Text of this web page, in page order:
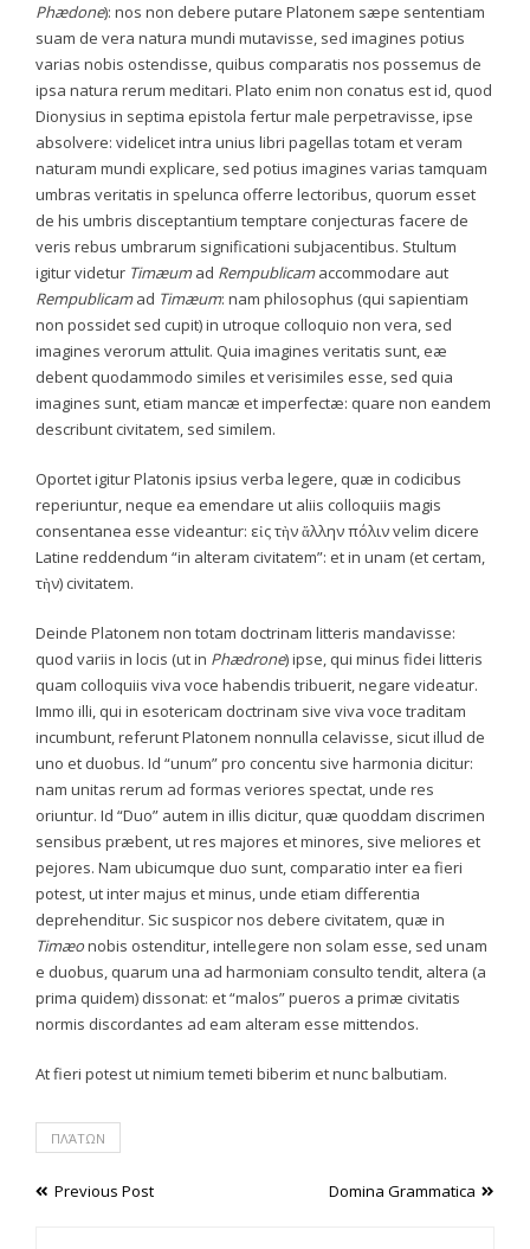
Phædone): nos non debere putare Platonem sæpe sententiam
suam de vera natura mundi mutavisse, sed imagines potius
varias nobis ostendisse, quibus comparatis nos possemus de
ipsa natura rerum meditari. Plato enim non conatus est id, quod
Dionysius in septima epistola fertur male perpetravisse, ipse
absolvere: videlicet intra unius libri pagellas totam et veram
naturam mundi explicare, sed potius imagines varias tamquam
umbras veritatis in spelunca offerre lectoribus, quorum esset
de his umbris disceptantium temptare conjecturas facere de
veris rebus umbrarum significationi subjacentibus. Stultum
igitur videtur Timæumad Rempublicamaccommodare aut
Rempublicamad Timæum: nam philosophus (qui sapientiam
non possidet sed cupit) in utroque colloquio non vera, sed
imagines verorum attulit. Quia imagines veritatis sunt, eæ
debent quodammodo similes et verisimiles esse, sed quia
imagines sunt, etiam mancæ et imperfectæ: quare non eandem
describunt civitatem, sed similem.
Oportet igitur Platonis ipsius verba legere, quæ in codicibus
reperiuntur, neque ea emendare ut aliis colloquiis magis
consentanea esse videantur: εἰς τὴν ἄλλην πόλιν velim dicere
Latine reddendum “in alteram civitatem”: et in unam (et certam,
τὴν) civitatem.
Deinde Platonem non totam doctrinam litteris mandavisse:
quod variis in locis (ut in Phædrone) ipse, qui minus fidei litteris
quam colloquiis viva voce habendis tribuerit, negare videatur.
Immo illi, qui in esotericam doctrinam sive viva voce traditam
incumbunt, referunt Platonem nonnulla celavisse, sicut illud de
uno et duobus. Id “unum” pro concentu sive harmonia dicitur:
nam unitas rerum ad formas veriores spectat, unde res
oriuntur. Id “Duo” autem in illis dicitur, quæ quoddam discrimen
sensibus præbent, ut res majores et minores, sive meliores et
pejores. Nam ubicumque duo sunt, comparatio inter ea fieri
potest, ut inter majus et minus, unde etiam differentia
deprehenditur. Sic suspicor nos debere civitatem, quæ in
Timæonobis ostenditur, intellegere non solam esse, sed unam
e duobus, quarum una ad harmoniam consulto tendit, altera (a
prima quidem) dissonat: et “malos” pueros a primæ civitatis
normis discordantes ad eam alteram esse mittendos.
At fieri potest ut nimium temeti biberim et nunc balbutiam.
ΠΛΆΤΩΝ
Post
Previous Post Domina Grammatica